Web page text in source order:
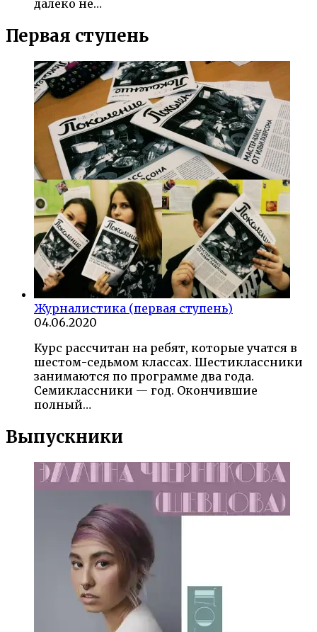
далеко не…
Первая ступень
Журналистика (первая ступень)
04.06.2020
Курс рассчитан на ребят, которые учатся в
шестом-седьмом классах. Шестиклассники
занимаются по программе два года.
Семиклассники — год. Окончившие
полный…
Выпускники